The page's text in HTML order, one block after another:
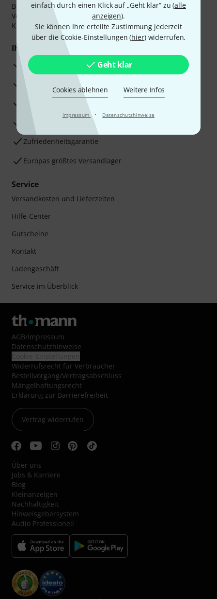
einfach durch einen Klick auf „Geht klar“ zu (alle
anzeigen).
Sie können Ihre erteilte Zustimmung jederzeit
über die Cookie-Einstellungen (hier) widerrufen.
Geht klar
Cookies ablehnen Weitere Infos
Impressum · Datenschutzhinweise
Bezahlen Sie vertraulich und sicher per Nachnahme,
Vorkasse, PayPal, Amazon Pay,Klarna Sofort bezahlen
Klarna Ratenzahlungoder Kreditkarte.
Ihre Vorteile
3 Jahre Thomann Garantie
30 Tage Money-Back-Garantie
Beratung durch Fachexperten
Zufriedenheitsgarantie
Europas größtes Versandlager
Service
Versandkosten und Lieferzeiten
Hilfe-Center
Gutscheine
Kontakt
Ladengeschäft
Service im Überblick
AGB/Impressum
Datenschutzhinweise
Widerrufsrecht für Verbraucher
Bestellvorgang/Vertragsabschluss
Mängelhaftungsrecht
Erklärung zur Barrierefreiheit
Vertrag widerrufen
Über uns
Jobs & Karriere
Blog
Kleinanzeigen
Nachhaltigkeit
Hinweisgebersystem
Audio Professionell